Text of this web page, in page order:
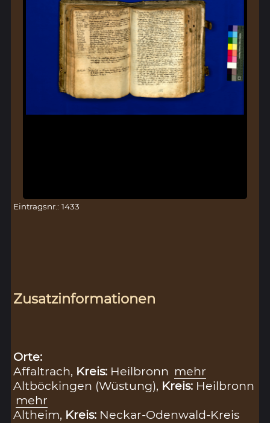
Eintragsnr.: 1433
Zusatzinformationen
Orte:
Affaltrach, Kreis: Heilbronn mehr
Altböckingen (Wüstung), Kreis: Heilbronn
mehr
Altheim, Kreis: Neckar-Odenwald-Kreis